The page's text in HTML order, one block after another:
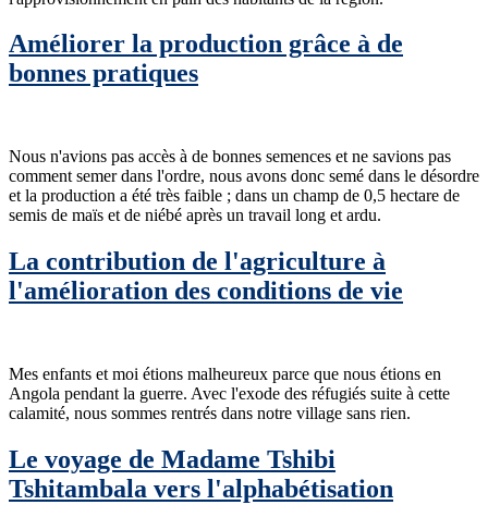
Améliorer la production grâce à de
bonnes pratiques
Nous n'avions pas accès à de bonnes semences et ne savions pas
comment semer dans l'ordre, nous avons donc semé dans le désordre
et la production a été très faible ; dans un champ de 0,5 hectare de
semis de maïs et de niébé après un travail long et ardu.
La contribution de l'agriculture à
l'amélioration des conditions de vie
Mes enfants et moi étions malheureux parce que nous étions en
Angola pendant la guerre. Avec l'exode des réfugiés suite à cette
calamité, nous sommes rentrés dans notre village sans rien.
Le voyage de Madame Tshibi
Tshitambala vers l'alphabétisation